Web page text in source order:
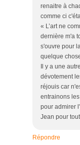
renaitre à
comme ci
« L’art ne
dernière m'a
s'ouvre pour
quelque
Il y a une
dévotement
réjouis car
entrainons
pour admirer
Jean pour
Répondre